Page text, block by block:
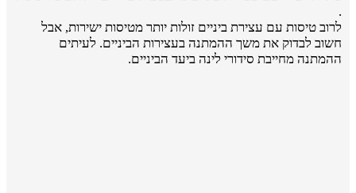
.
לרוב טיסות עם עצירת ביניים זולות יותר מטיסות ישירות, אבל
חשוב לבדוק את משך ההמתנה בעצירות הביניים. לעיתים
ההמתנה מחייבת סידורי לינה ביעד הביניים.